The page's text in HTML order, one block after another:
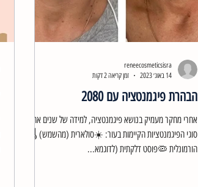
הבהרת פיגמנטציה עם 2080
אחרי מחקר מעמיק בנושא פיגמנטציה, למידה של שנים את כל
סוגי הפיגמנטציות הקיימות בעור: ☀️סולארית (מהשמש) 🌡️
הורמונלית 🦠פוסט דלקתית (לדוגמא...
reneecosmeticsisra
14 באוג׳ 2023
זמן קריאה 2 דקות